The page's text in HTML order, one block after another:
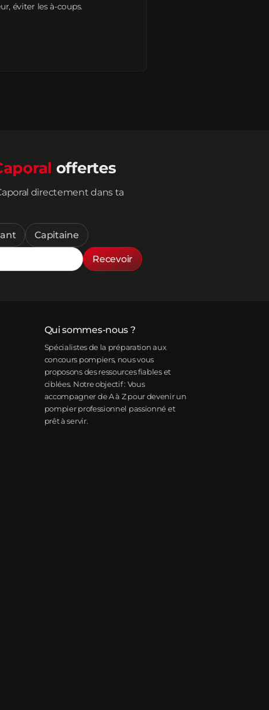
éviter les à-coups.
offertes
directement dans ta
Capitaine
Recevoir
Qui sommes-nous ?
Spécialistes de la préparation aux
concours pompiers, nous vous
proposons des ressources fiables et
ciblées. Notre objectif : Vous
accompagner de A à Z pour devenir un
pompier professionnel passionné et
prêt à servir.